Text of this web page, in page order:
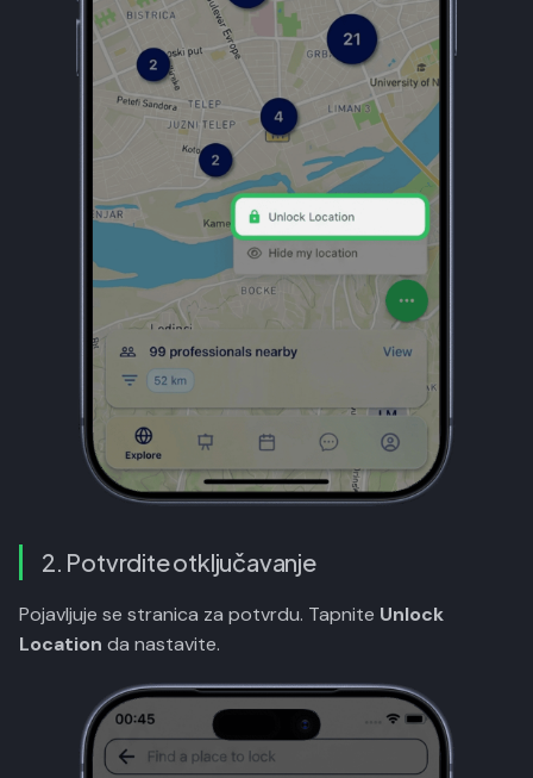
2. Potvrdite otključavanje
Pojavljuje se stranica za potvrdu. Tapnite Unlock
Location da nastavite.